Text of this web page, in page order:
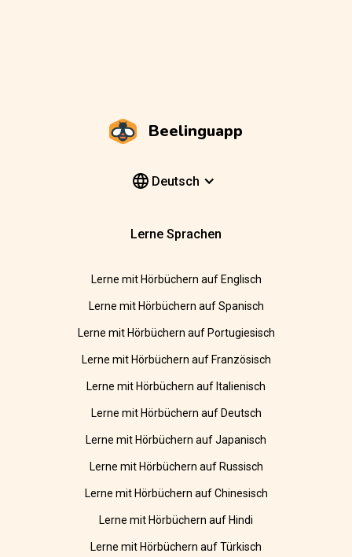
Beelinguapp
Deutsch
Lerne Sprachen
Lerne mit Hörbüchern auf Englisch
Lerne mit Hörbüchern auf Spanisch
Lerne mit Hörbüchern auf Portugiesisch
Lerne mit Hörbüchern auf Französisch
Lerne mit Hörbüchern auf Italienisch
Lerne mit Hörbüchern auf Deutsch
Lerne mit Hörbüchern auf Japanisch
Lerne mit Hörbüchern auf Russisch
Lerne mit Hörbüchern auf Chinesisch
Lerne mit Hörbüchern auf Hindi
Lerne mit Hörbüchern auf Türkisch